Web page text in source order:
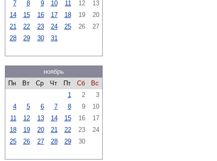
7
8 9 10 11 12
13
14
15 16 17 18 19
20
21
22 23 24 25 26
27
28
29 30 31
ноябрь
Пн
Вт Ср Чт Пт Сб
Вс
1
2
3
4
5 6 7 8 9
10
11
12 13 14 15 16
17
18
19 20 21 22 23
24
25
26 27 28 29 30